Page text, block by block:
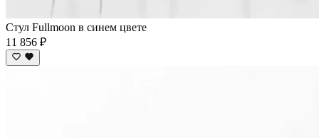
Стул Fullmoon в синем цвете
11 856 ₽